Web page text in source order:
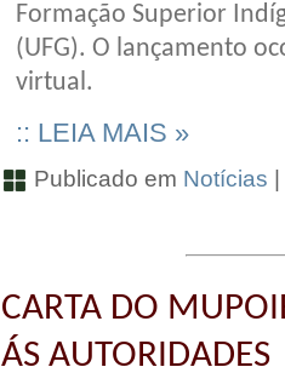
Formação Superior
(UFG). O lançamento
virtual.
:: LEIA MAIS »
Publicado em Notícias
CARTA DO
ÁS AUTORIDADES